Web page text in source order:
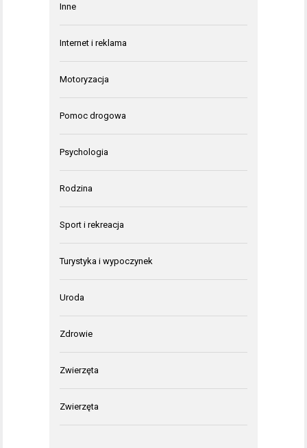
Inne
Internet i reklama
Motoryzacja
Pomoc drogowa
Psychologia
Rodzina
Sport i rekreacja
Turystyka i wypoczynek
Uroda
Zdrowie
Zwierzęta
Zwierzęta